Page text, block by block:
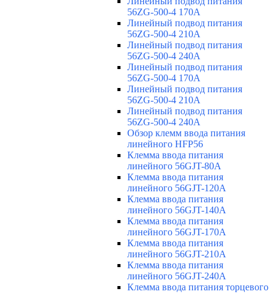
56ZG-500-4 170A
Линейный подвод питания
56ZG-500-4 210A
Линейный подвод питания
56ZG-500-4 240A
Линейный подвод питания
56ZG-500-4 170A
Линейный подвод питания
56ZG-500-4 210A
Линейный подвод питания
56ZG-500-4 240A
Обзор клемм ввода питания
линейного HFP56
Клемма ввода питания
линейного 56GJT-80A
Клемма ввода питания
линейного 56GJT-120A
Клемма ввода питания
линейного 56GJT-140A
Клемма ввода питания
линейного 56GJT-170A
Клемма ввода питания
линейного 56GJT-210A
Клемма ввода питания
линейного 56GJT-240A
Клемма ввода питания торцевого